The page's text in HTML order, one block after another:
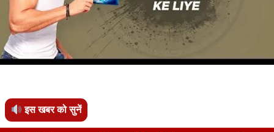
इस खबर को सुनें